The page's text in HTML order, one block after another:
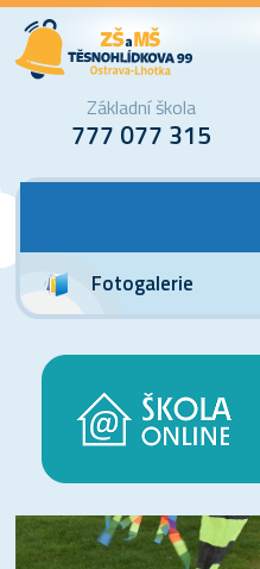
Základní škola
777 077 315
Fotogalerie